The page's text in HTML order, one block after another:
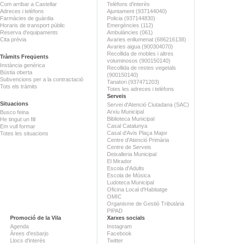
Com arribar a Castellar
Adreces i telèfons
Farmàcies de guàrdia
Horaris de transport públic
Reserva d'equipaments
Cita prèvia
Tràmits Freqüents
Instància genèrica
Bústia oberta
Subvencions per a la contractació
Tots els tràmits
Situacions
Busco feina
He tingut un fill
Em vull formar
Totes les situacions
Telèfons d'interès
Ajuntament (937144040)
Policia (937144830)
Emergències (112)
Ambulàncies (061)
Avaries enllumenat (686216138)
Avaries aigua (900304070)
Recollida de mobles i altres
voluminosos (900150140)
Recollida de restes vegetals
(900150140)
Tanatori (937471203)
Totes les adreces i telèfons
Serveis
Servei d'Atenció Ciutadana (SAC)
Arxiu Municipal
Biblioteca Municipal
Casal Catalunya
Casal d'Avis Plaça Major
Centre d'Atenció Primària
Centre de Serveis
Deixalleria Municipal
El Mirador
Escola d'Adults
Escola de Música
Ludoteca Municipal
Oficina Local d'Habitatge
OMIC
Organisme de Gestió Tributària
PIPAD
Promoció de la Vila
Agenda
Àrees d'esbarjo
Llocs d'interès
Xarxes socials
Instagram
Facebook
Twitter